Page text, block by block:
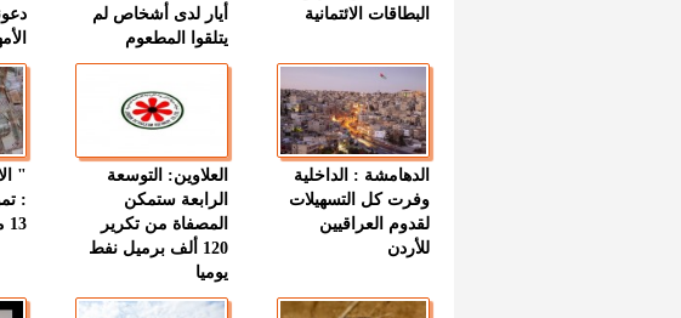
البطاقات الائتمانية
أيار لدى أشخاص لم
يتلقوا المطعوم
الدهامشة : الداخلية
وفرت كل التسهيلات
لقدوم العراقيين
للأردن
العلاوين: التوسعة
الرابعة ستمكن
المصفاة من تكرير
120 ألف برميل نفط
يوميا
"
:
13 مليون دينار